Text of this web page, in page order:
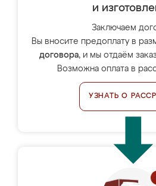
и
Заключаем
Вы вносите предоплату в
договора, и мы отдаём
Возможна оплата в
УЗНАТЬ О